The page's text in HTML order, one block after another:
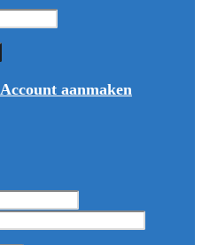
Account aanmaken